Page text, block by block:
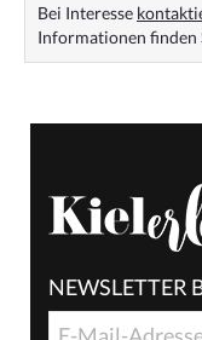
Bei Interesse
Informationen finden
NEWSLETTER